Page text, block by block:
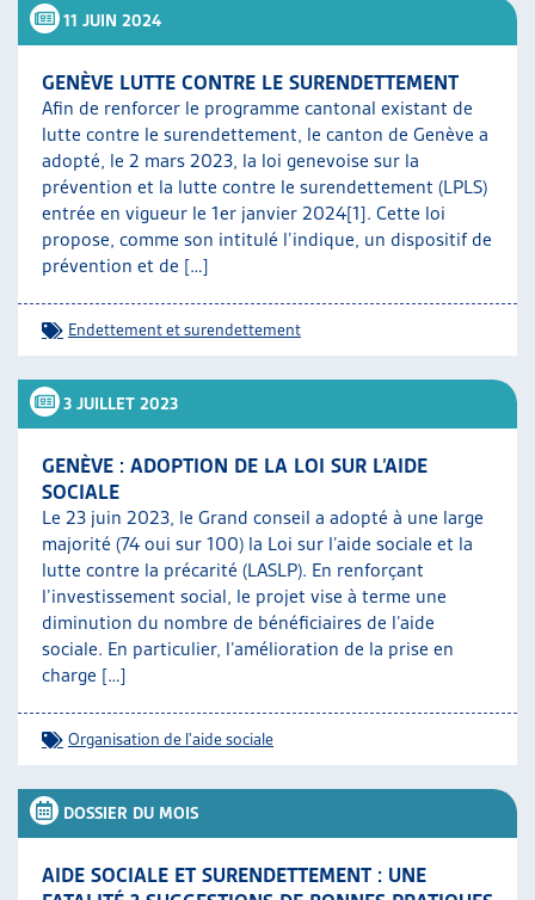
11 JUIN 2024
GENÈVE LUTTE CONTRE LE SURENDETTEMENT
Afin de renforcer le programme cantonal existant de
lutte contre le surendettement, le canton de Genève a
adopté, le 2 mars 2023, la loi genevoise sur la
prévention et la lutte contre le surendettement (LPLS)
entrée en vigueur le 1er janvier 2024[1]. Cette loi
propose, comme son intitulé l’indique, un dispositif de
prévention et de […]
Endettement et surendettement
3 JUILLET 2023
GENÈVE : ADOPTION DE LA LOI SUR L’AIDE
SOCIALE
Le 23 juin 2023, le Grand conseil a adopté à une large
majorité (74 oui sur 100) la Loi sur l’aide sociale et la
lutte contre la précarité (LASLP). En renforçant
l’investissement social, le projet vise à terme une
diminution du nombre de bénéficiaires de l’aide
sociale. En particulier, l’amélioration de la prise en
charge […]
Organisation de l'aide sociale
DOSSIER DU MOIS
AIDE SOCIALE ET SURENDETTEMENT : UNE